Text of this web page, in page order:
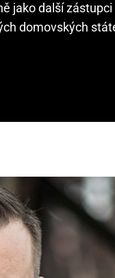
jako další
domovských